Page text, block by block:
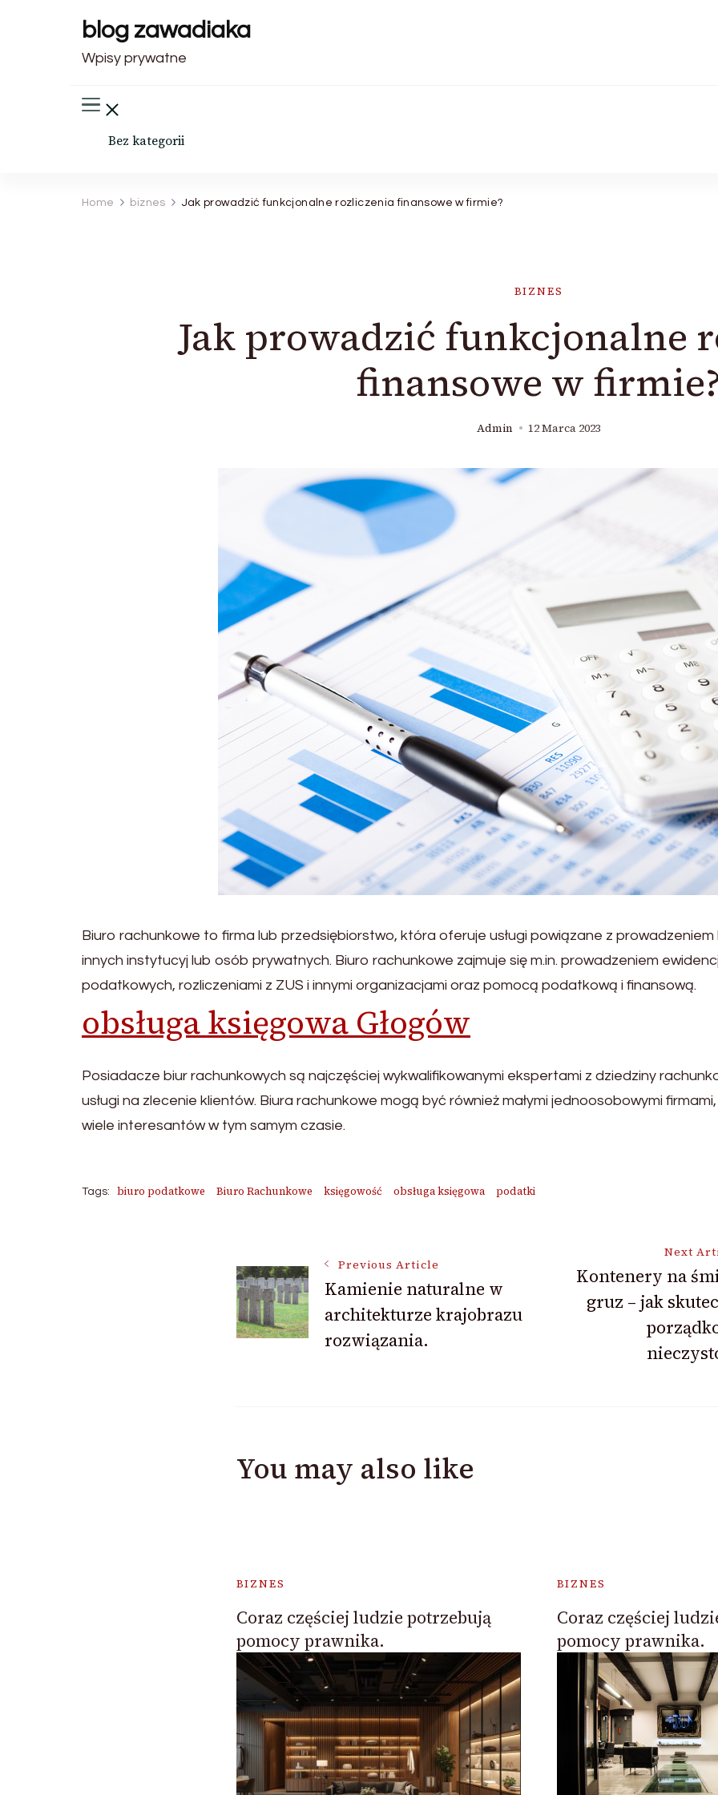
blog zawadiaka
Wpisy prywatne
Bez kategorii
Home biznes Jak prowadzić funkcjonalne rozliczenia finansowe w firmie?
BIZNES
Jak prowadzić funkcjonalne
finansowe w
Admin 12 Marca 2023
Biuro rachunkowe to firma lub przedsiębiorstwo, która oferuje usługi powiązane z
innych instytucyj lub osób prywatnych. Biuro rachunkowe zajmuje się m.in. prowadzeniem
podatkowych, rozliczeniami z ZUS i innymi organizacjami oraz pomocą podatkową i finansową.
obsługa księgowa Głogów
Posiadacze biur rachunkowych są najczęściej wykwalifikowanymi ekspertami z dziedziny
usługi na zlecenie klientów. Biura rachunkowe mogą być również małymi jednoosobowymi
wiele interesantów w tym samym czasie.
Tags: biuro podatkowe Biuro Rachunkowe księgowość obsługa księgowa podatki
Post
Navigation
Previous Article
Kamienie naturalne w
architekturze krajobrazu
rozwiązania.
Next
Kontenery na
gruz – jak
You may also like
BIZNES
Coraz częściej ludzie potrzebują
pomocy prawnika.
BIZNES
Coraz częściej
pomocy prawnika.